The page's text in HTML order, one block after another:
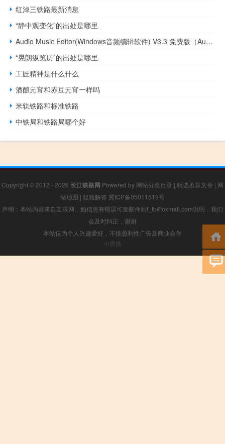
红淖三铁路最新消息
“静中观变化”的出处是哪里
Audio Music Editor(Windows音频编辑软件) V3.3 免费版（Audio Music Editor(Windows音频编辑软件) V3.3 免费版功能简介）
“晃朗纵览历”的出处是哪里
工匠精神是什么什么
酒酿元宵和赤豆元宵一样吗
米轨铁路和标准铁路
中铁局和铁路局哪个好
Copyright © 2012 - 2026 长江铁路网 Powered by 网站分类目录 | 精选推荐文章 | 网
站地图 | 疑难解答 冀ICP备05011519号
声明：本站内容来自互联网，如信息有错误可发邮件到f_fb#foxmail.com说明，我们
会及时纠正，谢谢
本站仅为个人兴趣爱好，不接盈利性广告及商业合作
小男孩